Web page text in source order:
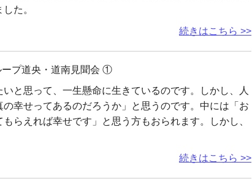
た。
続きはこちら >>
ープ道央・道南見聞会 ①
と思って、一生懸命に生きているのです。しかし、人
幸せってあるのだろうか」と思うのです。中には「お
らえれば幸せです」と思う方もおられます。しかし、
続きはこちら >>